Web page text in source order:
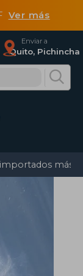
Ver más
Enviar a
Quito, Pichincha
más